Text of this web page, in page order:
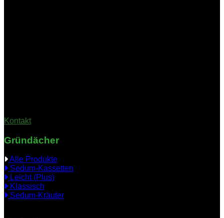
Kontakt
Gründächer
Alle Produkte
Sedum-Kassetten
Leicht (Plus)
Klassisch
Sedum-Kräuter